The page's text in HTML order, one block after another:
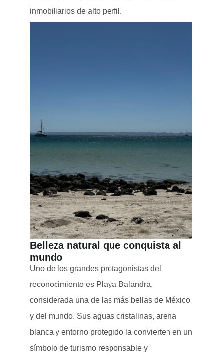
inmobiliarios de alto perfil.
Belleza natural que conquista al
mundo
Uno de los grandes protagonistas del
reconocimiento es Playa Balandra,
considerada una de las más bellas de México
y del mundo. Sus aguas cristalinas, arena
blanca y entorno protegido la convierten en un
símbolo de turismo responsable y